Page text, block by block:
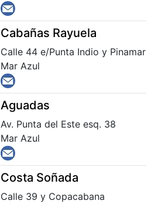
Cabañas Rayuela
Calle 44 e/Punta Indio y Pinamar
Mar Azul
Aguadas
Av. Punta del Este esq. 38
Mar Azul
Costa Soñada
Calle 39 y Copacabana